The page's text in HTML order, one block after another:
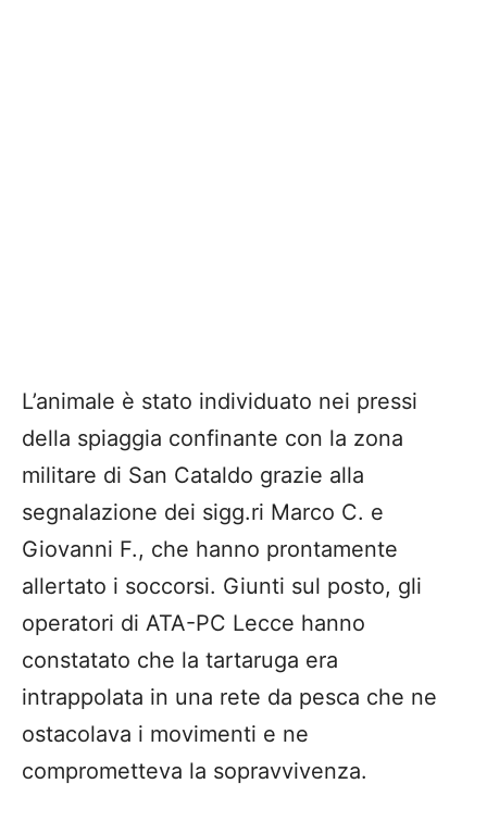
L’animale è stato individuato nei pressi
della spiaggia confinante con la zona
militare di San Cataldo grazie alla
segnalazione dei sigg.ri Marco C. e
Giovanni F., che hanno prontamente
allertato i soccorsi. Giunti sul posto, gli
operatori di ATA-PC Lecce hanno
constatato che la tartaruga era
intrappolata in una rete da pesca che ne
ostacolava i movimenti e ne
comprometteva la sopravvivenza.